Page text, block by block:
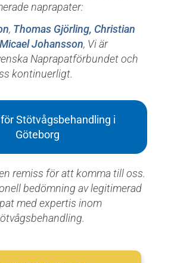
naprapater:
, Thomas Gjörling, Christian
Micael Johansson, Vi är
Naprapatförbundet och
kontinuerligt.
Stötvågsbehandling i
Göteborg
remiss för att komma till oss.
bedömning av legitimerad
med expertis inom